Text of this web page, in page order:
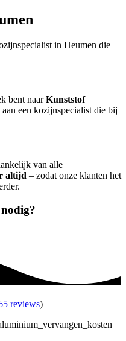
in Heumen die
bent naarKunststof
een kozijnspecialist die bij
van alle
altijd – zodat onze klanten het
reviews)